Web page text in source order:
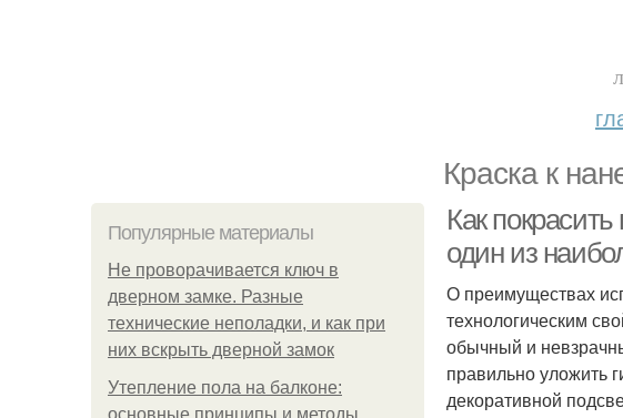
Краска к
Популярные материалы
Не проворачивается ключ в
дверном замке. Разные
технические неполадки, и как при
них вскрыть дверной замок
Утепление пола на балконе:
основные принципы и методы
Как
один из
О преимуществах
технологическим
обычный и
правильно уложить
декоративной